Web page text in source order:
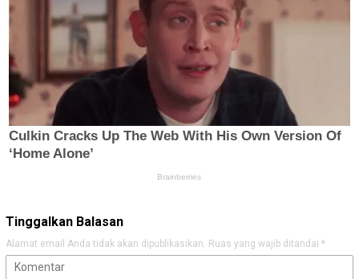
Tinggalkan Balasan
Alamat email Anda tidak akan dipublikasikan. Ruas yang wajib ditandai *